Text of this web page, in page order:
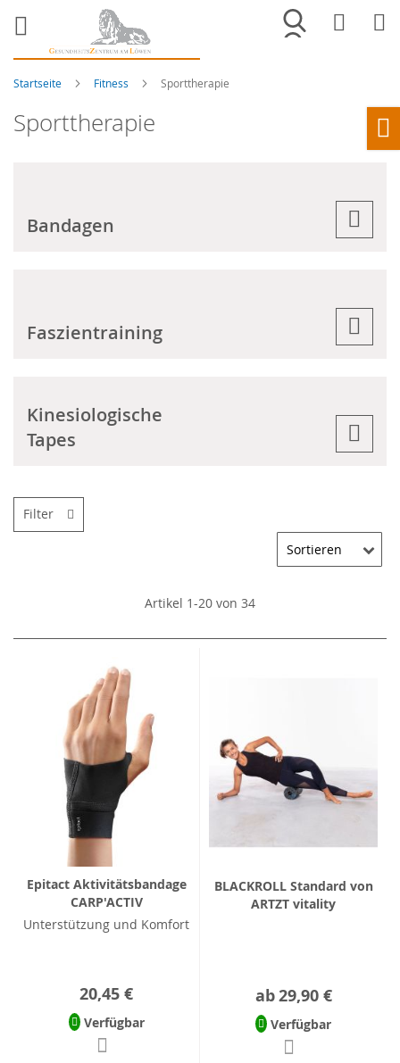
Merkliste
Startseite Fitness Sporttherapie
Sporttherapie
Bandagen
Faszientraining
Kinesiologische
Tapes
Artikel 1-20 von 34
Epitact Aktivitätsbandage
CARP'ACTIV
Unterstützung und Komfort
20,45 €
Verfügbar
BLACKROLL Standard von
ARTZT vitality
ab29,90 €
Verfügbar
Filter